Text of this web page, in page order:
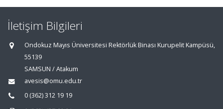
İletişim Bilgileri
Ondokuz Mayıs Üniversitesi Rektörlük Binası Kurupelit Kampüsü,
55139
SAMSUN / Atakum
avesis@omu.edu.tr
0 (362) 312 19 19